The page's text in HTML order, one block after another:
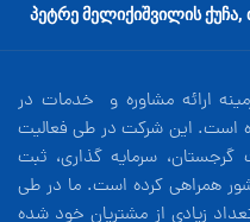
ارائه مشاوره و خدمات در
سال 2017 آغاز نموده است. این شرکت در طی فعالیت
گرجستان، سرمایه گذاری، ثبت
همراهی کرده است. ما در طی
زیادی از مشتریان خود شده